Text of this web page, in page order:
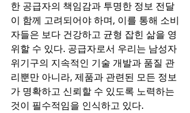
한 공급자의 책임감과 투명한 정보 전달
이 함께 고려되어야 하며, 이를 통해 소비
자들은 보다 건강하고 균형 잡힌 삶을 영
위할 수 있다. 공급자로서 우리는 남성자
위기구의 지속적인 기술 개발과 품질 관
리뿐만 아니라, 제품과 관련된 모든 정보
가 명확하고 신뢰할 수 있도록 노력하는
것이 필수적임을 인식하고 있다.